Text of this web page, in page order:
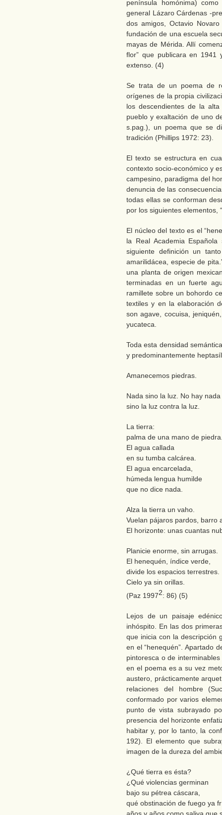
península homónima)
general Lázaro Cárdenas -
dos amigos, Octavio
fundación de una escuela
mayas de Mérida. Allí
flor” que publicara en 1941
extenso. (4)
Se trata de un poema de
orígenes de la propia
los descendientes de la
pueblo y exaltación de uno
s.pag.), un poema que se
tradición (Phillips 1972: 23).
El texto se estructura en
contexto socio-económico y
campesino, paradigma del
denuncia de las
todas ellas se conforman
por los siguientes elementos,
El núcleo del texto es el
la Real Academia
siguiente definición un
amarilidácea, especie de
una planta de origen
terminadas en un fuerte
ramillete sobre un bohordo
textiles y en la elaboración
son agave, cocuisa,
yucateca.
Toda esta densidad
y predominantemente
Amanecemos piedras.
Nada sino la luz. No hay nada
sino la luz contra la luz.
La tierra:
palma de una mano de
El agua callada
en su tumba calcárea.
El agua encarcelada,
húmeda lengua humilde
que no dice nada.
Alza la tierra un vaho.
Vuelan pájaros pardos, barro
El horizonte: unas cuantas
Planicie enorme, sin arrugas.
El henequén, índice verde,
divide los espacios terrestres.
Cielo ya sin orillas.
(Paz 19972: 86) (5)
Lejos de un paisaje
inhóspito. En las dos
que inicia con la descripción
en el “henequén”. Apartado
pintoresca o de
en el poema es a su vez
austero, prácticamente
relaciones del hombre
conformado por varios
punto de vista subrayado
presencia del horizonte
habitar y, por lo tanto, la
192). El elemento que
imagen de la dureza del
¿Qué tierra es ésta?
¿Qué violencias germinan
bajo su pétrea cáscara,
qué obstinación de fuego ya